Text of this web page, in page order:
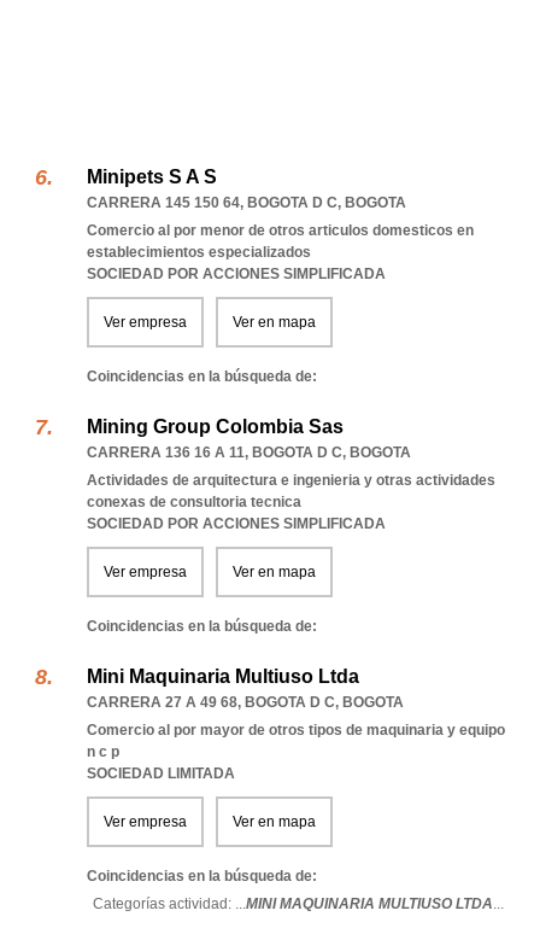
Minipets S A S
CARRERA 145 150 64, BOGOTA D C, BOGOTA
Comercio al por menor de otros articulos domesticos en
establecimientos especializados
SOCIEDAD POR ACCIONES SIMPLIFICADA
Ver empresa Ver en mapa
Coincidencias en la búsqueda de:
Mining Group Colombia Sas
CARRERA 136 16 A 11, BOGOTA D C, BOGOTA
Actividades de arquitectura e ingenieria y otras actividades
conexas de consultoria tecnica
SOCIEDAD POR ACCIONES SIMPLIFICADA
Ver empresa Ver en mapa
Coincidencias en la búsqueda de:
Mini Maquinaria Multiuso Ltda
CARRERA 27 A 49 68, BOGOTA D C, BOGOTA
Comercio al por mayor de otros tipos de maquinaria y equipo
n c p
SOCIEDAD LIMITADA
Ver empresa Ver en mapa
Coincidencias en la búsqueda de:
Categorías actividad: ...MINI MAQUINARIA MULTIUSO LTDA...